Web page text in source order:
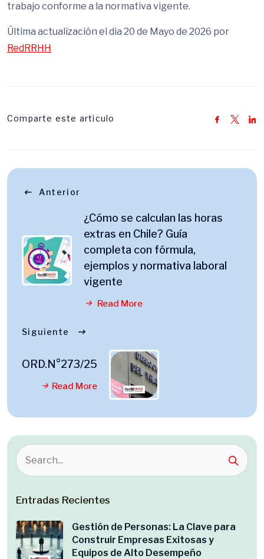
trabajo conforme a la normativa vigente.
Última actualización el dia 20 de Mayo de 2026 por
RedRRHH
Comparte este articulo
Anterior
¿Cómo se calculan las horas
extras en Chile? Guía
completa con fórmula,
ejemplos y normativa laboral
vigente
Read More
Siguiente
ORD.N°273/25
Read More
Entradas Recientes
Gestión de Personas: La Clave para
Construir Empresas Exitosas y
Equipos de Alto Desempeño